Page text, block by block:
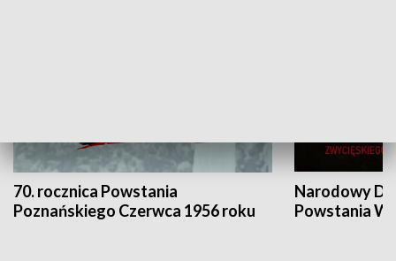
70. rocznica Powstania
Poznańskiego Czerwca 1956 roku
Narodowy
Powstania